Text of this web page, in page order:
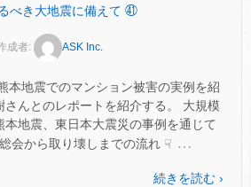
べき大地震に備えて ㊶
成者: ASK Inc.
本地震でのマンション被害の実例を紹
さんとのレポートを紹介する。 大規模
本地震、東日本大震災の事例を通じて
会から取り壊しまでの流れ ☟ …
続きを読む ›